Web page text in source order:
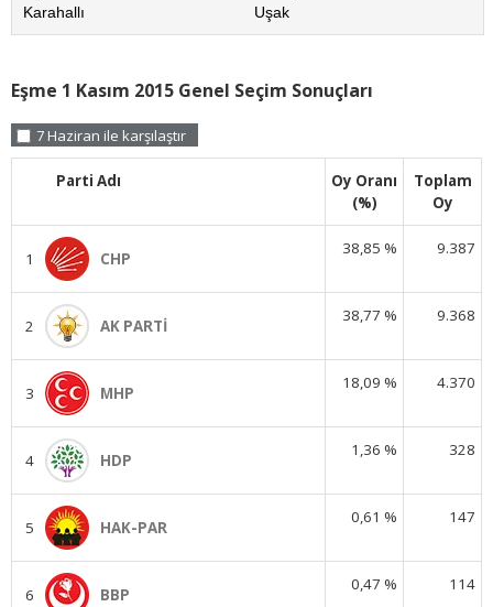
Karahallı
Uşak
Eşme 1 Kasım 2015 Genel Seçim Sonuçları
7 Haziran ile karşılaştır
Parti Adı
Oy Oranı
(%)
Toplam
Oy
1 CHP
38,85 % 9.387
2 AK PARTİ
38,77 % 9.368
3 MHP
18,09 % 4.370
4 HDP
1,36 % 328
5 HAK-PAR
0,61 % 147
6 BBP
0,47 % 114